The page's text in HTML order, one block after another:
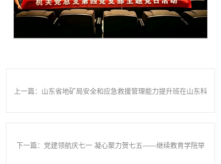
上一篇：山东省地矿局安全和应急救援管理能力提升班在山东科
下一篇：党建领航庆七一 凝心聚力贺七五——继续教育学院举